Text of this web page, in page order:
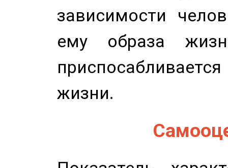
зависимости
ему образа
жизни.